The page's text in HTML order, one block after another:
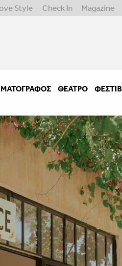
Style Check In Magazine
ΘΈΑΤΡΟ